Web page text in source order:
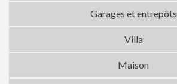
Garages et entrepôts
Villa
Maison